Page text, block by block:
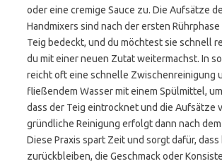
oder eine cremige Sauce zu. Die Aufsätze
Handmixers sind nach der ersten Rührphase
Teig bedeckt, und du möchtest sie schnell
du mit einer neuen Zutat weitermachst. In
reicht oft eine schnelle Zwischenreinigung
fließendem Wasser mit einem Spülmittel,
dass der Teig eintrocknet und die Aufsätze
gründliche Reinigung erfolgt dann nach
Diese Praxis spart Zeit und sorgt dafür, dass
zurückbleiben, die Geschmack oder